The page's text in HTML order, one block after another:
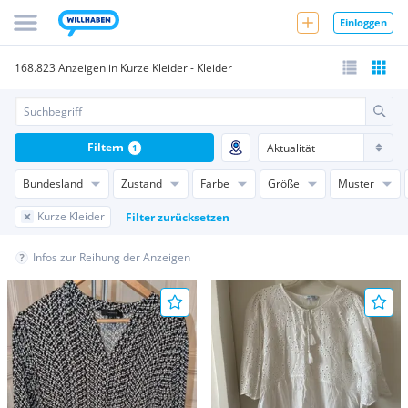
Einloggen
168.823 Anzeigen in Kurze Kleider - Kleider
Bundesland Zustand Farbe Größe Muster
Kurze Kleider Filter zurücksetzen
Filtern 1
Infos zur Reihung der Anzeigen